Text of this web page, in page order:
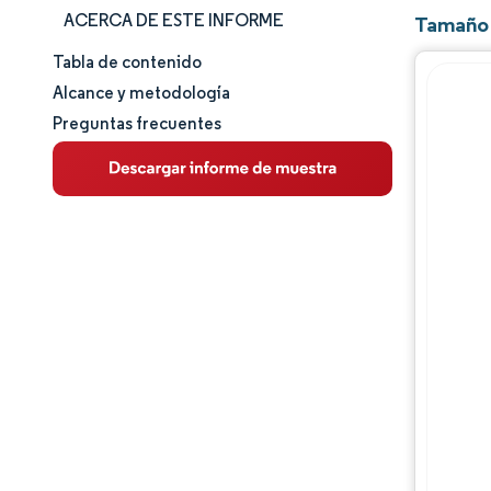
ACERCA DE ESTE INFORME
Tamaño y cuota de mercado
Análisis de mercado
Tendencias e ideas
Tabla de contenido
Alcance y metodología
Preguntas frecuentes